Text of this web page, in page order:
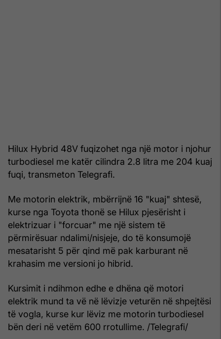
Hilux Hybrid 48V fuqizohet nga një motor i njohur
turbodiesel me katër cilindra 2.8 litra me 204 kuaj
fuqi, transmeton Telegrafi.
Me motorin elektrik, mbërrijnë 16 "kuaj" shtesë,
kurse nga Toyota thonë se Hilux pjesërisht i
elektrizuar i "forcuar" me një sistem të
përmirësuar ndalimi/nisjeje, do të konsumojë
mesatarisht 5 për qind më pak karburant në
krahasim me versioni jo hibrid.
Kursimit i ndihmon edhe e dhëna që motori
elektrik mund ta vë në lëvizje veturën në shpejtësi
të vogla, kurse kur lëviz me motorin turbodiesel
bën deri në vetëm 600 rrotullime. /Telegrafi/